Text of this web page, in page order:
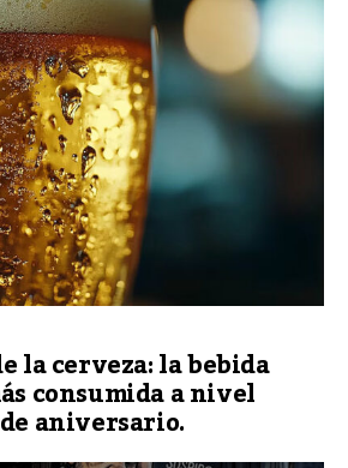
la cerveza: la bebida
consumida a nivel
aniversario.